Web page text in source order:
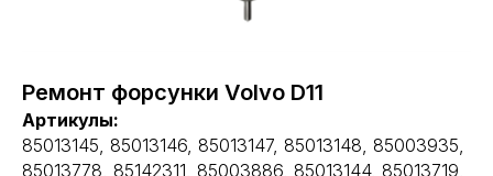
Ремонт форсунки Volvo D11
Артикулы:
85013145, 85013146, 85013147, 85013148, 85003935,
85013778, 85142311, 85003886, 85013144, 85013719,